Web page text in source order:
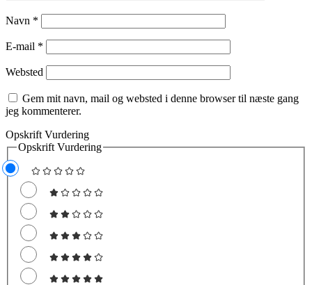
Navn *
E-mail *
Websted
Gem mit navn, mail og websted i denne browser til næste gang
jeg kommenterer.
Opskrift Vurdering
Opskrift Vurdering